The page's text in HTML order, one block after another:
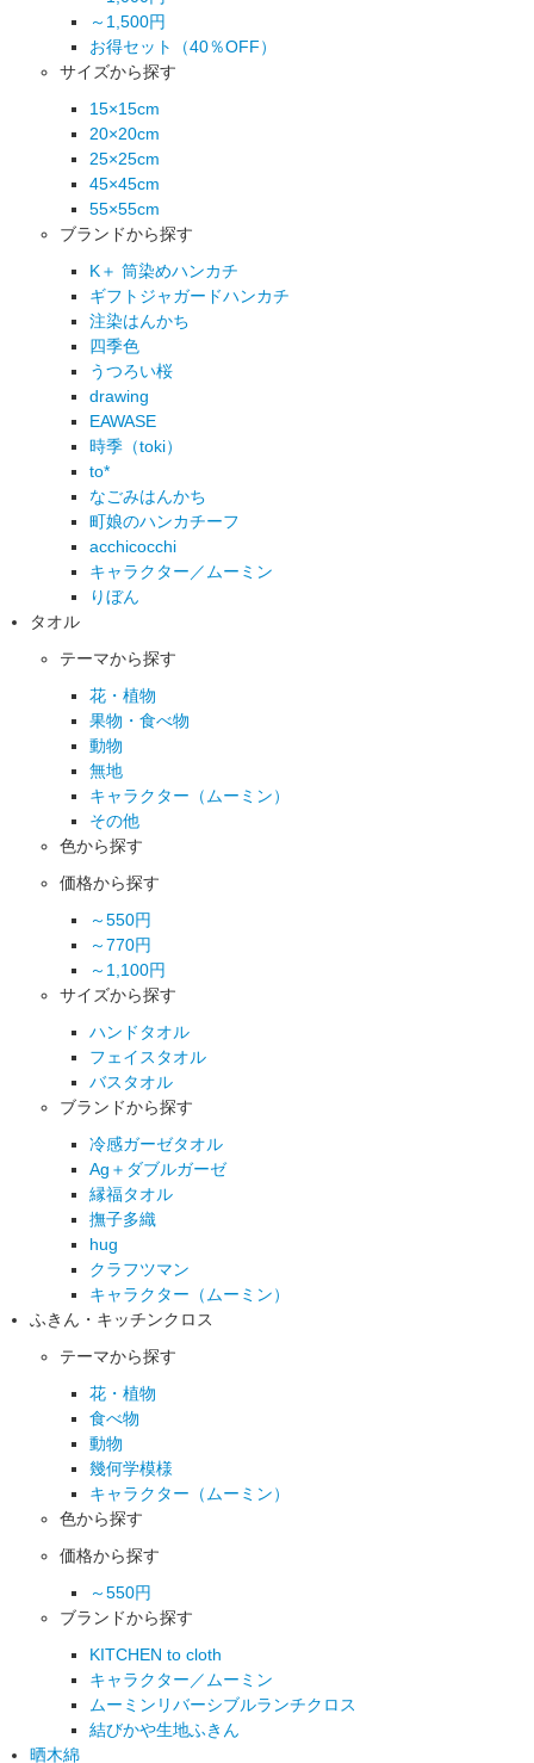
～1,500円
お得セット（40％OFF）
サイズから探す
15×15cm
20×20cm
25×25cm
45×45cm
55×55cm
ブランドから探す
K＋ 筒染めハンカチ
ギフトジャガードハンカチ
注染はんかち
四季色
うつろい桜
drawing
EAWASE
時季（toki）
to*
なごみはんかち
町娘のハンカチーフ
acchicocchi
キャラクター／ムーミン
りぼん
タオル
テーマから探す
花・植物
果物・食べ物
動物
無地
キャラクター（ムーミン）
その他
色から探す
価格から探す
～550円
～770円
～1,100円
サイズから探す
ハンドタオル
フェイスタオル
バスタオル
ブランドから探す
冷感ガーゼタオル
Ag＋ダブルガーゼ
縁福タオル
撫子多織
hug
クラフツマン
キャラクター（ムーミン）
ふきん・キッチンクロス
テーマから探す
花・植物
食べ物
動物
幾何学模様
キャラクター（ムーミン）
色から探す
価格から探す
～550円
ブランドから探す
KITCHEN to cloth
キャラクター／ムーミン
ムーミンリバーシブルランチクロス
結びかや生地ふきん
晒木綿